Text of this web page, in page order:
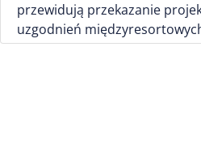
przewidują przekazanie
uzgodnień